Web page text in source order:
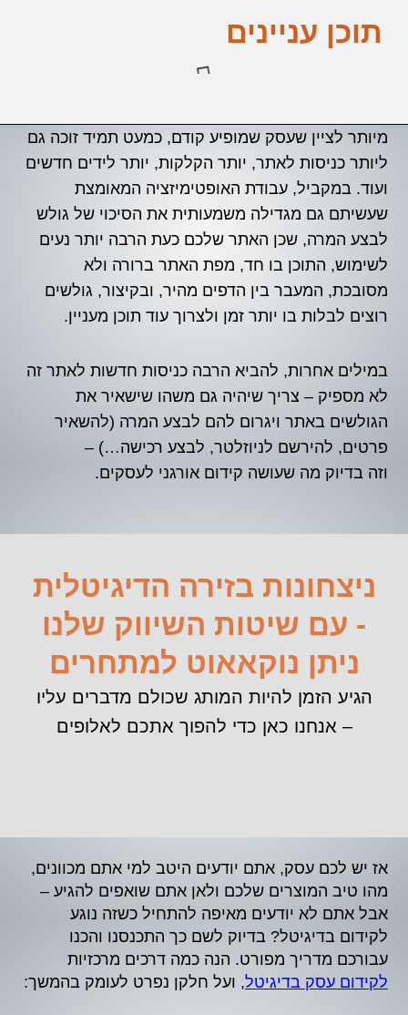
תוכן עניינים
מיותר לציין שעסק שמופיע קודם, כמעט תמיד זוכה גם
ליותר כניסות לאתר, יותר הקלקות, יותר לידים חדשים
ועוד. במקביל, עבודת האופטימיזציה המאומצת
שעשיתם גם מגדילה משמעותית את הסיכוי של גולש
לבצע המרה, שכן האתר שלכם כעת הרבה יותר נעים
לשימוש, התוכן בו חד, מפת האתר ברורה ולא
מסובכת, המעבר בין הדפים מהיר, ובקיצור, גולשים
רוצים לבלות בו יותר זמן ולצרוך עוד תוכן מעניין.
במילים אחרות, להביא הרבה כניסות חדשות לאתר זה
לא מספיק – צריך שיהיה גם משהו שישאיר את
הגולשים באתר ויגרום להם לבצע המרה (להשאיר
פרטים, להירשם לניוזלטר, לבצע רכישה…) –
וזה בדיוק מה שעושה קידום אורגני לעסקים.
ניצחונות בזירה הדיגיטלית
- עם שיטות השיווק שלנו
ניתן נוקאאוט למתחרים
הגיע הזמן להיות המותג שכולם מדברים עליו
– אנחנו כאן כדי להפוך אתכם לאלופים
אז יש לכם עסק, אתם יודעים היטב למי אתם מכוונים,
מהו טיב המוצרים שלכם ולאן אתם שואפים להגיע –
אבל אתם לא יודעים מאיפה להתחיל כשזה נוגע
לקידום בדיגיטל? בדיוק לשם כך התכנסנו והכנו
עבורכם מדריך מפורט. הנה כמה דרכים מרכזיות
לקידום עסק בדיגיטל, ועל חלקן נפרט לעומק בהמשך: